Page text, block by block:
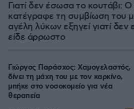
Γιατί δεν έσωσα το κουτάβι:
κατέγραφε τη συμβίωση του
αγέλη λύκων εξηγεί γιατί δεν
είδε άρρωστο
Γιώργος Παράσχος: Χαμογελαστός,
δίνει τη μάχη του με τον καρκίνο,
μπήκε στο νοσοκομείο για νέα
θεραπεία